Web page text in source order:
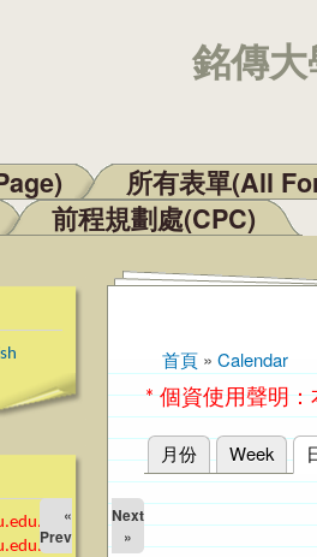
銘傳
所有表單(All
前程規劃處(CPC)
您在這裡
首頁 » Calendar
* 個資使用聲明
主要索引標籤
月份 Week
«
Prev
Next
»